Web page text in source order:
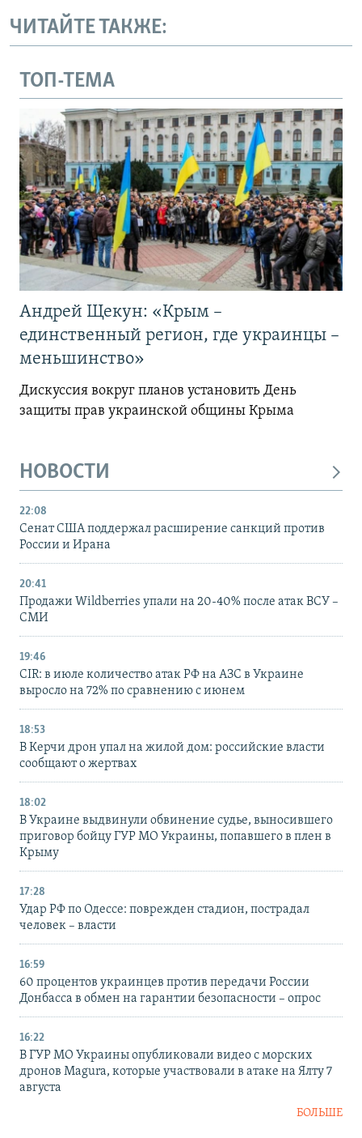
ЧИТАЙТЕ ТАКЖЕ:
ТОП-ТЕМА
Андрей Щекун: «Крым –
единственный регион, где украинцы –
меньшинство»
Дискуссия вокруг планов установить День
защиты прав украинской общины Крыма
НОВОСТИ
22:08
Сенат США поддержал расширение санкций против
России и Ирана
20:41
Продажи Wildberries упали на 20-40% после атак ВСУ –
СМИ
19:46
CIR: в июле количество атак РФ на АЗС в Украине
выросло на 72% по сравнению с июнем
18:53
В Керчи дрон упал на жилой дом: российские власти
сообщают о жертвах
18:02
В Украине выдвинули обвинение судье, выносившего
приговор бойцу ГУР МО Украины, попавшего в плен в
Крыму
17:28
Удар РФ по Одессе: поврежден стадион, пострадал
человек – власти
16:59
60 процентов украинцев против передачи России
Донбасса в обмен на гарантии безопасности – опрос
16:22
В ГУР МО Украины опубликовали видео с морских
дронов Magura, которые участвовали в атаке на Ялту 7
августа
БОЛЬШЕ